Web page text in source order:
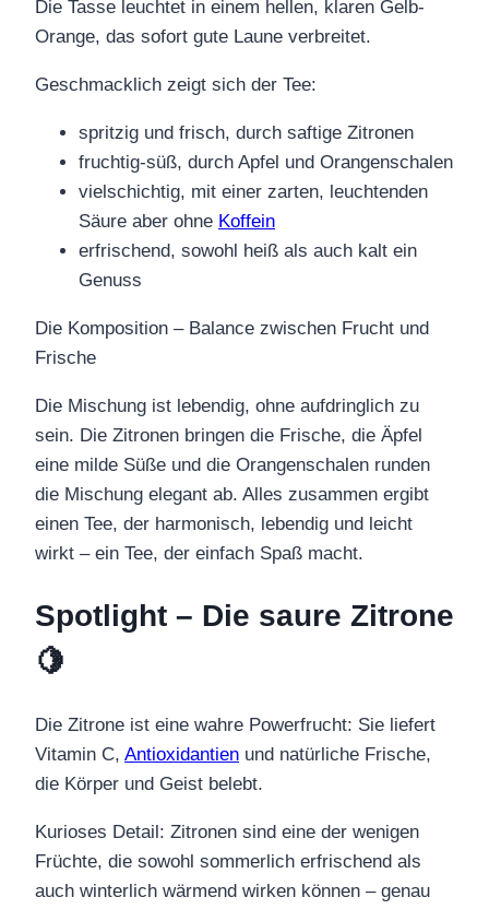
Die Tasse leuchtet in einem hellen, klaren Gelb-
Orange, das sofort gute Laune verbreitet.
Geschmacklich zeigt sich der Tee:
spritzig und frisch, durch saftige Zitronen
fruchtig-süß, durch Apfel und Orangenschalen
vielschichtig, mit einer zarten, leuchtenden
Säure aber ohne Koffein
erfrischend, sowohl heiß als auch kalt ein
Genuss
Die Komposition – Balance zwischen Frucht und
Frische
Die Mischung ist lebendig, ohne aufdringlich zu
sein. Die Zitronen bringen die Frische, die Äpfel
eine milde Süße und die Orangenschalen runden
die Mischung elegant ab. Alles zusammen ergibt
einen Tee, der harmonisch, lebendig und leicht
wirkt – ein Tee, der einfach Spaß macht.
Spotlight – Die saure Zitrone
🍋
Die Zitrone ist eine wahre Powerfrucht: Sie liefert
Vitamin C, Antioxidantien und natürliche Frische,
die Körper und Geist belebt.
Kurioses Detail: Zitronen sind eine der wenigen
Früchte, die sowohl sommerlich erfrischend als
auch winterlich wärmend wirken können – genau